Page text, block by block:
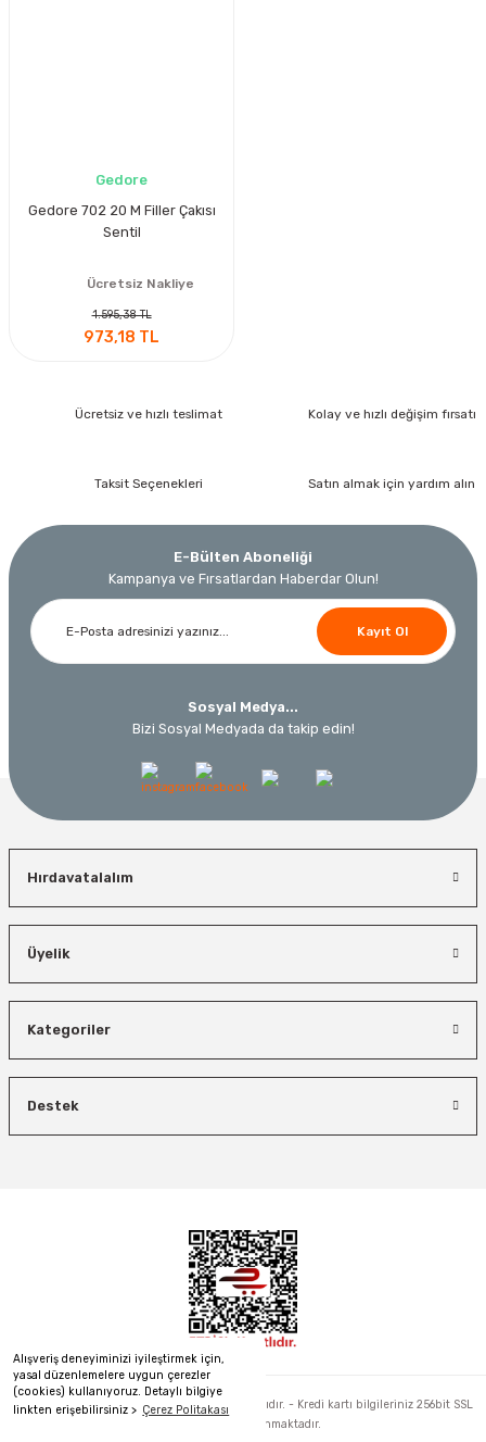
Alışveriş deneyiminizi iyileştirmek için,
yasal düzenlemelere uygun çerezler
(cookies) kullanıyoruz. Detaylı bilgiye
linkten erişebilirsiniz > Çerez Politakası
Gedore
Gedore 702 20 M Filler Çakısı
Sentil
Ücretsiz Nakliye
1.595,38 TL
973,18 TL
Ücretsiz ve hızlı teslimat Kolay ve hızlı değişim fırsatı
Taksit Seçenekleri Satın almak için yardım alın
E-Bülten Aboneliği
Kampanya ve Fırsatlardan Haberdar Olun!
Kayıt Ol
Sosyal Medya...
Bizi Sosyal Medyada da takip edin!
Hırdavatalalım
Üyelik
Kategoriler
Destek
2022 © hirdavatalalim.com - Tüm Hakları Saklıdır. - Kredi kartı bilgileriniz 256bit SSL
sertifikası ile korunmaktadır.